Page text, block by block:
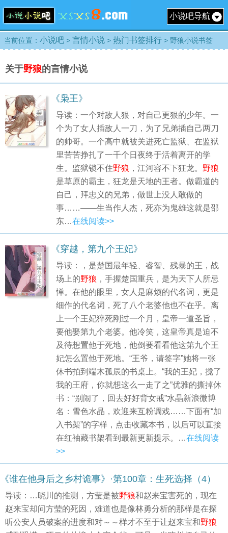
小说吧导航
当前位置： 小说吧 > 言情小说 > 热门书签排行 > 野狼小说书签
关于野狼的言情小说
《枭王》
导读：一个对敌人狠，对自己更狠的少年。一
个为了女人插敌人一刀，为了兄弟插自己两刀
的帅哥。一个高中就被关进死亡监狱、在监狱
里苦苦挣扎了一千个日夜终于活着离开的学
生。监狱锁不住野狼 ，江河容不下狂龙。 野狼
是草原的霸主，狂龙是天地的王者。做霸道的
自己，拜忠义的兄弟，做世上没人敢做的
事……——生当作人杰，死亦为鬼雄这就是邵
东…在线阅读>>
《穿越，第九个王妃》
导读：，是楚国最年轻、睿智、残暴的王，战
场上的野狼 ，手握楚国重兵，是为天下人所忌
惮。在他的眼里，女人是麻烦的代名词，更是
细作的代名词，死了八个老婆他也不在乎。离
上一个王妃猝死刚过一个月，皇帝一道圣旨，
要他娶第九个老婆。他冷笑，这皇帝真是迫不
及待想置他于死地，他倒要看看他这第九个王
妃怎么置他于死地。“王爷，请签字”她将一张
休书拍到端木孤辰的书桌上。“我的王妃，搅了
我的王府，你就想这么一走了之”优雅的撕掉休
书：“别闹了，回去好好背女戒”水晶新浪微博
名：雪色水晶，欢迎来互粉调戏……下面有“加
入书架”的字样，点击收藏本书，以后可以直接
在红袖藏书架看到最新更新提示。…在线阅读
>>
《谁在他身后之乡村诡事》·第100章：生死选择（4）
导读：…晓川的推测，方莹是被野狼和赵来宝害死的，现在
赵来宝却问方莹的死因，难道也是像林勇分析的那样是在探
听公安人员破案的进度和对～～样才不至于让赵来宝和野狼